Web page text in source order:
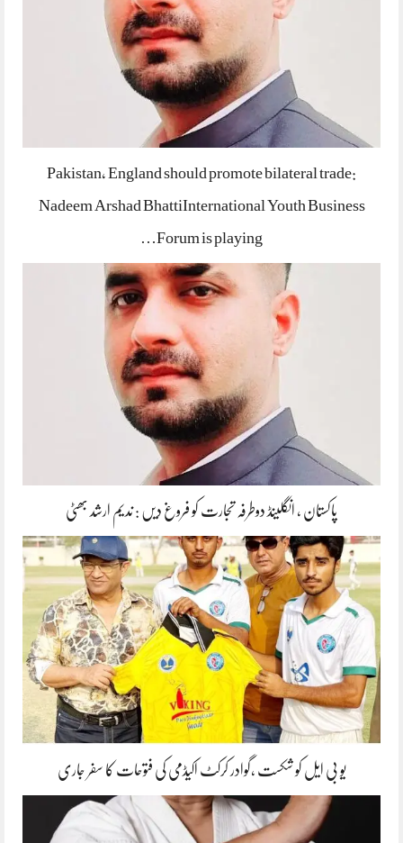
Pakistan, England should promote bilateral trade:
Nadeem Arshad BhattiInternational Youth Business
Forum is playing…
پاکستان ، انگلینڈ دوطرفہ تجارت کو فروغ دیں : ندیم ارشد بھٹی
یو بی ایل کو شکست ،گوادر کرکٹ اکیڈمی کی فتوحات کا سفر جاری